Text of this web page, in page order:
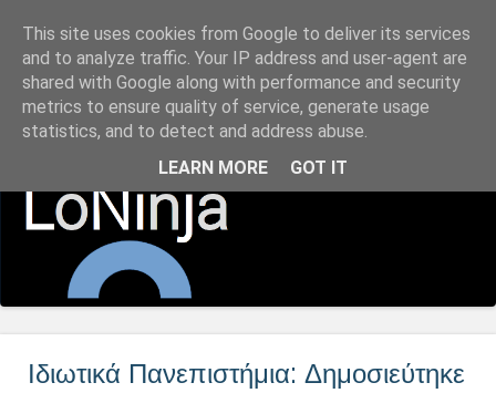
LoNinja.gr
Menu
Ιδιωτικά Πανεπιστήμια: Δημοσιεύτηκε
This site uses cookies from Google to deliver its services
and to analyze traffic. Your IP address and user-agent are
shared with Google along with performance and security
metrics to ensure quality of service, generate usage
statistics, and to detect and address abuse.
LEARN MORE
GOT IT